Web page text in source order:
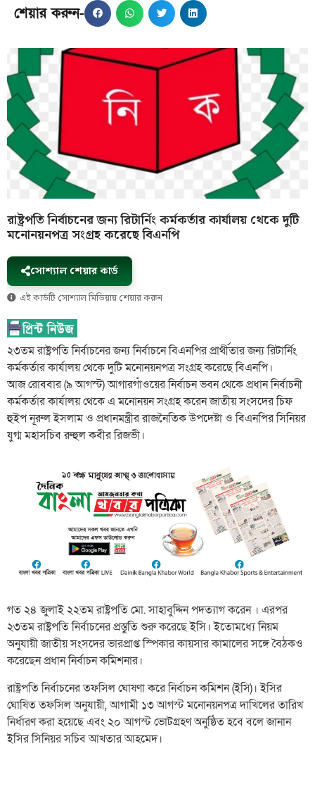
শেয়ার করুন-
রাষ্ট্রপতি নির্বাচনের জন্য রিটার্নিং কর্মকর্তার কার্যালয় থেকে দুটি
মনোনয়নপত্র সংগ্রহ করেছে বিএনপি
সোশ্যাল শেয়ার কার্ড
এই কার্ডটি সোশ্যাল মিডিয়ায় শেয়ার করুন
২৩তম রাষ্ট্রপতি নির্বাচনের জন্য নির্বাচনে বিএনপির প্রার্থীতার জন্য রিটার্নিং
কর্মকর্তার কার্যালয় থেকে দুটি মনোনয়নপত্র সংগ্রহ করেছে বিএনপি।
আজ রোববার (৯ আগস্ট) আগারগাঁওয়ের নির্বাচন ভবন থেকে প্রধান নির্বাচনী
কর্মকর্তার কার্যালয় থেকে এ মনোনয়ন সংগ্রহ করেন জাতীয় সংসদের চিফ
হুইপ নূরুল ইসলাম ও প্রধানমন্ত্রীর রাজনৈতিক উপদেষ্টা ও বিএনপির সিনিয়র
যুগ্ম মহাসচিব রুহুল কবীর রিজভী।
গত ২৪ জুলাই ২২তম রাষ্ট্রপতি মো. সাহাবুদ্দিন পদত্যাগ করেন । এরপর
২৩তম রাষ্ট্রপতি নির্বাচনের প্রস্তুতি শুরু করেছে ইসি। ইতোমধ্যে নিয়ম
অনুযায়ী জাতীয় সংসদের ভারপ্রাপ্ত স্পিকার কায়সার কামালের সঙ্গে বৈঠকও
করেছেন প্রধান নির্বাচন কমিশনার।
রাষ্ট্রপতি নির্বাচনের তফসিল ঘোষণা করে নির্বাচন কমিশন (ইসি)। ইসির
ঘোষিত তফসিল অনুযায়ী, আগামী ১৩ আগস্ট মনোনয়নপত্র দাখিলের তারিখ
নির্ধারণ করা হয়েছে এবং ২০ আগস্ট ভোটগ্রহণ অনুষ্ঠিত হবে বলে জানান
ইসির সিনিয়র সচিব আখতার আহমেদ।